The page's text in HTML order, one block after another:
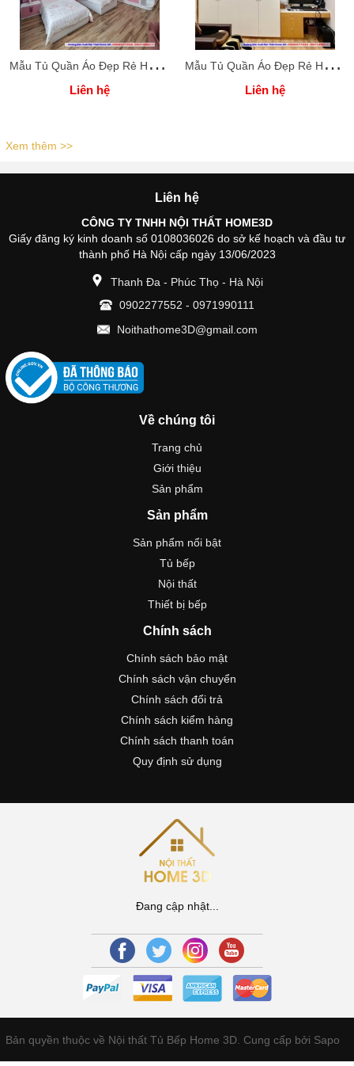
M
ẫu Tủ Quần Áo Đẹp Rẻ Home 3D
Liên hệ
M
ẫu Tủ Quần Áo Đẹp Rẻ Home 3D
Liên hệ
Xem thêm >>
Liên hệ
CÔNG TY TNHH NỘI THẤT HOME3D
Giấy đăng ký kinh doanh số 0108036026 do sở kế hoạch và đầu tư
thành phố Hà Nội cấp ngày 13/06/2023
Thanh Đa - Phúc Thọ - Hà Nội
0902277552 - 0971990111
Noithathome3D@gmail.com
Về chúng tôi
Trang chủ
Giới thiệu
Sản phẩm
Sản phẩm
Sản phẩm nổi bật
Tủ bếp
Nội thất
Thiết bị bếp
Chính sách
Chính sách bảo mật
Chính sách vận chuyển
Chính sách đổi trả
Chính sách kiểm hàng
Chính sách thanh toán
Quy định sử dụng
Đang cập nhật...
Bản quyền thuộc về Nội thất Tủ Bếp Home 3D. Cung cấp bởi Sapo